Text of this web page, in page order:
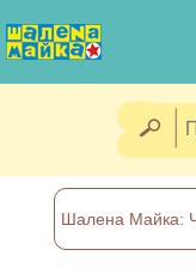
(067) 011
Шалена Майка: